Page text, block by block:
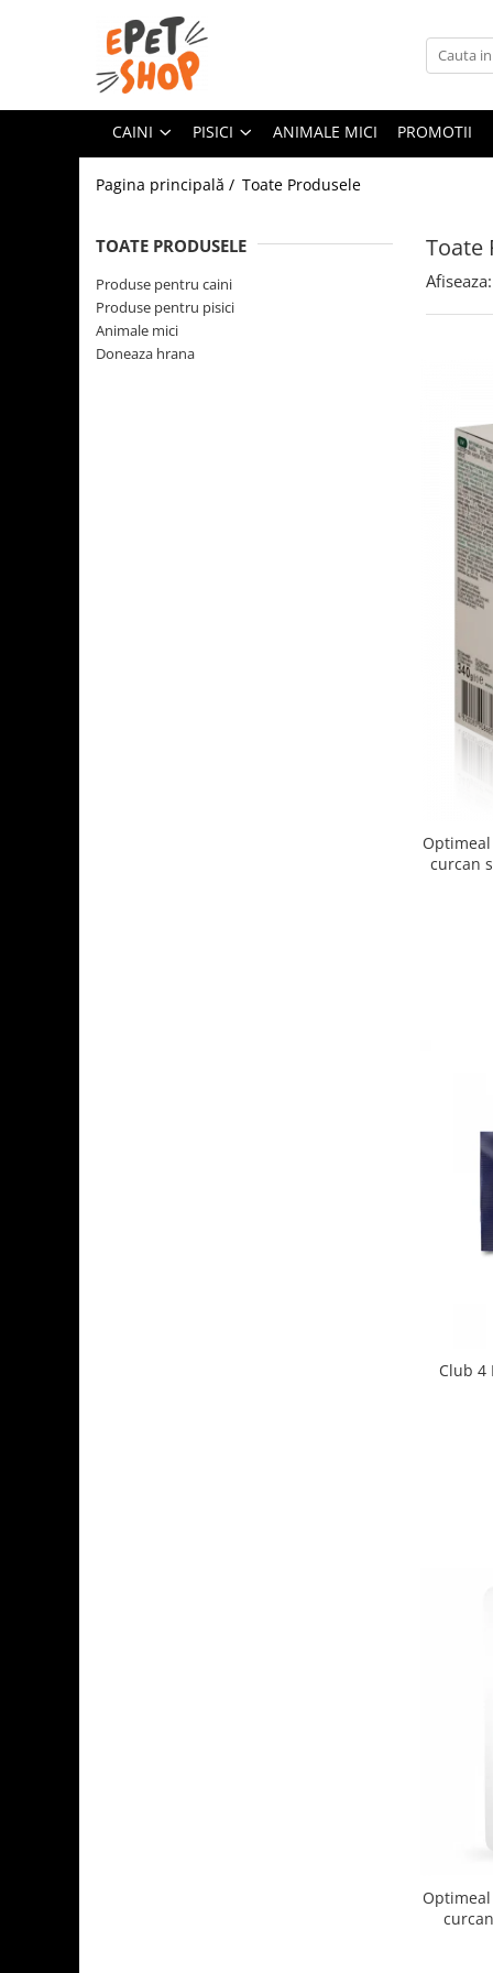
Hrana umeda
Recompense
Lese si zgarzi
Jucarii caini
Castroane si boluri
Hrana umeda
Recompense
Accesorii pisici
Ansambluri de joaca, sisaluri
Castroane si boluri
Lese, hamuri si zgarzi
CAINI PISICI ANIMALE MICI PROMOTII
Pagina principală / Toate Produsele
Toate
TOATE PRODUSELE
Produse pentru caini
Produse pentru pisici
Animale mici
Doneaza hrana
Afiseaza:
curcan
Club 4